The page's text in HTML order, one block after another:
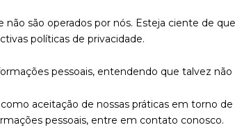
não são operados por nós. Esteja ciente de
políticas de privacidade.
pessoais, entendendo que talvez
aceitação de nossas práticas em torno
pessoais, entre em contato conosco.